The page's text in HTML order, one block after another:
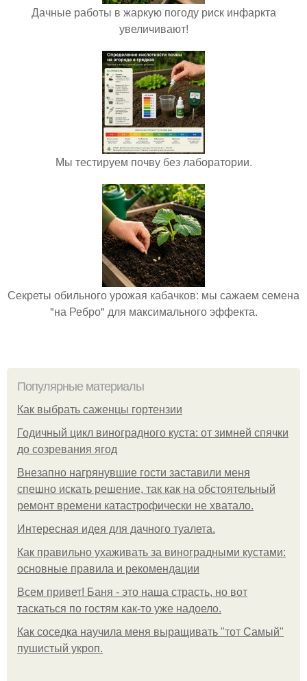
Дачные работы в жаркую погоду риск инфаркта
увеличивают!
Мы тестируем почву без лаборатории.
Секреты обильного урожая кабачков: мы сажаем семена
"на Ребро" для максимального эффекта.
Популярные материалы
Как выбрать саженцы гортензии
Годичный цикл виноградного куста: от зимней спячки
до созревания ягод
Внезапно нагрянувшие гости заставили меня
спешно искать решение, так как на обстоятельный
ремонт времени катастрофически не хватало.
Интересная идея для дачного туалета.
Как правильно ухаживать за виноградными кустами:
основные правила и рекомендации
Всем привет! Баня - это наша страсть, но вот
таскаться по гостям как-то уже надоело.
Как соседка научила меня выращивать "тот Самый"
пушистый укроп.